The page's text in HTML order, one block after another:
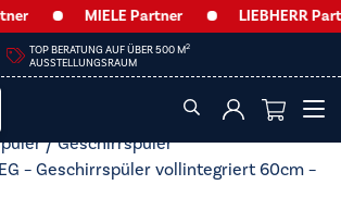
MIELE Partner LIEBHERR Partner
HEUTE GESCHLOSSEN
/Geschirrspüler
– Geschirrspüler vollintegriert 60cm –